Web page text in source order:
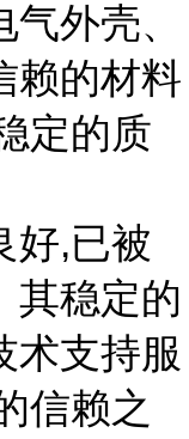
外壳、
赖的材料
定的质
好,已被
其稳定的
术支持服
信赖之